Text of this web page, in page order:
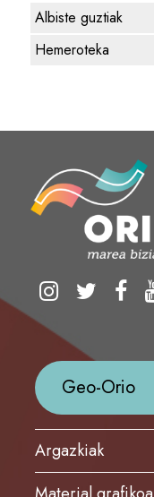
Albiste guztiak
Hemeroteka
Geo-Orio
Argazkiak